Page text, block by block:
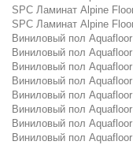
SPC Ламинат Alpine
SPC Ламинат Alpine
Виниловый пол Aquafloor
Виниловый пол
Виниловый пол
Виниловый пол
Виниловый пол
Виниловый пол
Виниловый пол Aquafloor
Виниловый пол